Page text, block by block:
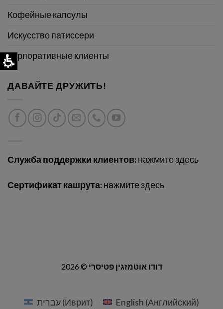
Кофейные капсулы
Искусство патиссери
Корпоративные клиенты
ДАВАЙТЕ ДРУЖИТЬ!
Служба поддержки клиентов:нажмите здесь
Сертификат кашрута:нажмите здесь
2026 © דודו אוטמזגין פטיסרי
עברית(Иврит) English (Английский)